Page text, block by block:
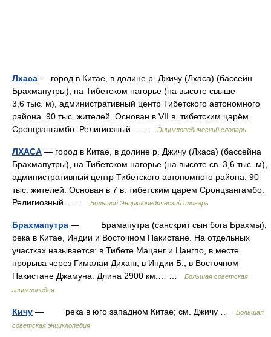
Лхаса — город в Китае, в долине р. Джичу (Лхаса) (бассейн
Брахмапутры), на Тибетском нагорье (на высоте свыше
3,6 тыс. м), административный центр Тибетского автономного
района. 90 тыс. жителей. Основан в VII в. тибетским царём
Сронцзангамбо. Религиозный… …
Энциклопедический словарь
ЛХАСА — город в Китае, в долине р. Джичу (Лхаса) (бассейна
Брахмапутры), на Тибетском нагорье (на высоте св. 3,6 тыс. м),
административный центр Тибетского автономного района. 90
тыс. жителей. Основан в 7 в. тибетским царем Сронцзангамбо.
Религиозный… …
Большой Энциклопедический словарь
Брахмапутра — Брамапутра (санскрит сын бога Брахмы),
река в Китае, Индии и Восточном Пакистане. На отдельных
участках называется: в Тибете Мацанг и Цангпо, в месте
прорыва через Гималаи Диханг, в Индии Б., в Восточном
Пакистане Джамуна. Длина 2900 км.… …
Большая советская
энциклопедия
Кичу — река в юго западном Китае; см. Джичу …
Большая
советская энциклопедия